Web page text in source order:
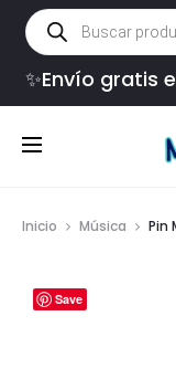
Búsqueda
de
productos
✨Envío gratis
Inicio Música Pin
Save